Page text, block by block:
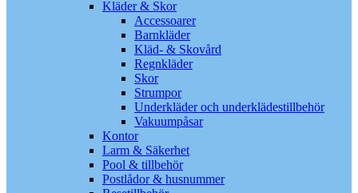
Kläder & Skor
Accessoarer
Barnkläder
Kläd- & Skovård
Regnkläder
Skor
Strumpor
Underkläder och underklädestillbehör
Vakuumpåsar
Kontor
Larm & Säkerhet
Pool & tillbehör
Postlådor & husnummer